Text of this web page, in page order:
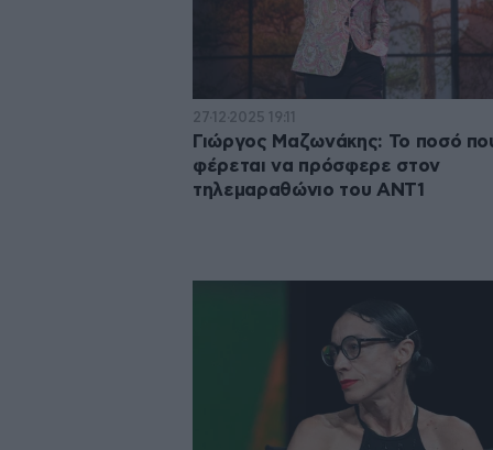
27·12·2025 19:11
Γιώργος Μαζωνάκης: Το ποσό
φέρεται να πρόσφερε στον
τηλεμαραθώνιο του ΑΝΤ1